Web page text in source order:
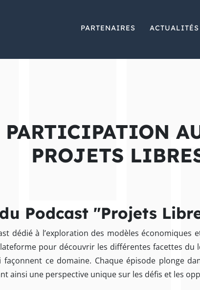
PARTENAIRES ACTUALITÉS
PARTICIPATION
PROJETS
Podcast "Projets
dédié à l’exploration des modèles économiques
pour découvrir les différentes facettes du
ce domaine. Chaque épisode plonge
ainsi une perspective unique sur les défis et les